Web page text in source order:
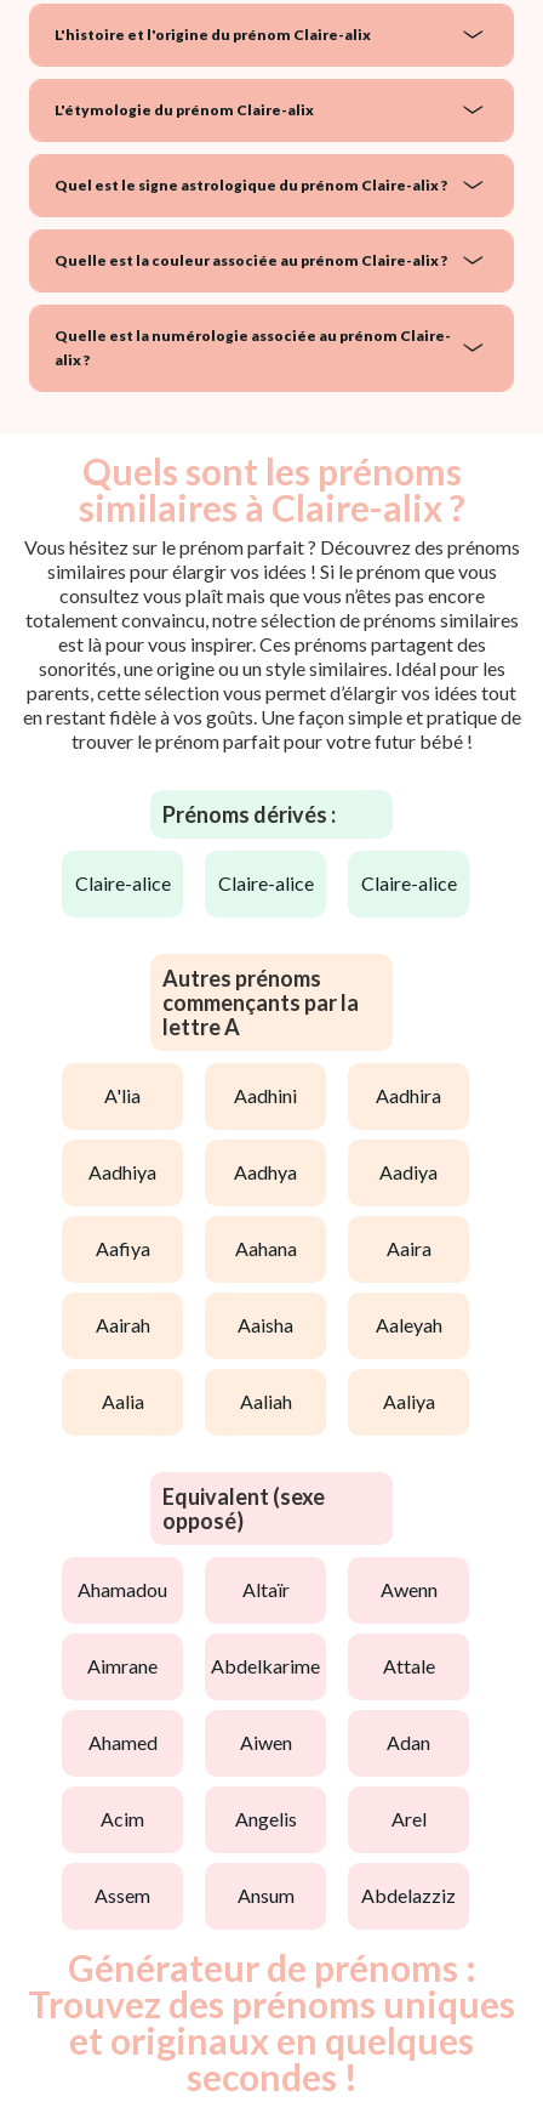
L'histoire et l'origine du prénom Claire-alix
L'étymologie du prénom Claire-alix
Quel est le signe astrologique du prénom Claire-alix ?
Quelle est la couleur associée au prénom Claire-alix ?
Quelle est la numérologie associée au prénom Claire-
alix ?
Quels sont les prénoms
similaires à Claire-alix ?
Vous hésitez sur le prénom parfait ? Découvrez des prénoms
similaires pour élargir vos idées ! Si le prénom que vous
consultez vous plaît mais que vous n’êtes pas encore
totalement convaincu, notre sélection de prénoms similaires
est là pour vous inspirer. Ces prénoms partagent des
sonorités, une origine ou un style similaires. Idéal pour les
parents, cette sélection vous permet d’élargir vos idées tout
en restant fidèle à vos goûts. Une façon simple et pratique de
trouver le prénom parfait pour votre futur bébé !
Prénoms dérivés :
claire-alice claire-alice claire-alice
Autres prénoms
commençants par la
lettre A
a'lia aadhini aadhira
aadhiya aadhya aadiya
aafiya aahana aaira
aairah aaisha aaleyah
aalia aaliah aaliya
Equivalent (sexe
opposé)
ahamadou altaïr awenn
aimrane abdelkarime attale
ahamed aiwen adan
acim angelis arel
assem ansum abdelazziz
Générateur de prénoms :
Trouvez des prénoms uniques
et originaux en quelques
secondes !